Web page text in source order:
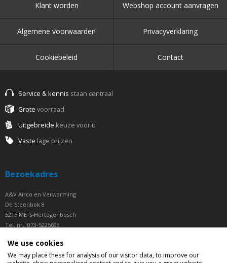
Klant worden Webshop account aanvragen
Algemene voorwaarden Privacyverklaring
Cookiebeleid Contact
Service & kennis staan centraal
Grote voorraad
Uitgebreide keuze voor u
Vaste lage prijzen
Bezoekadres
A&V Airco en Verwarming
De Steenbok 8
5215 ME 's-Hertogenbosch
Tel. nr.: 073-5225693
Openingstijden
We use cookies
We may place these for analysis of our visitor data, to improve our